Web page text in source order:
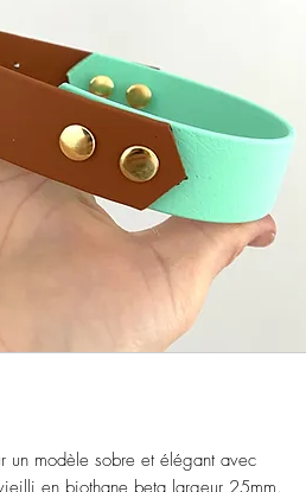
un modèle sobre et élégant avec
en biothane beta largeur 25mm.